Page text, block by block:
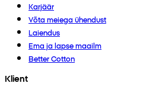
Karjäär
Võta meiega ühendust
Laiendus
Ema ja lapse maailm
Better Cotton
Klient